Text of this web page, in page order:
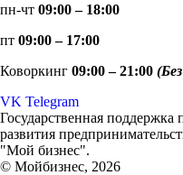
пн-чт 09:00 – 18:00
пт 09:00 – 17:00
Коворкинг 09:00 – 21:00
VK Telegram
Государственная
развития
"Мой бизнес".
© Мойбизнес, 2026